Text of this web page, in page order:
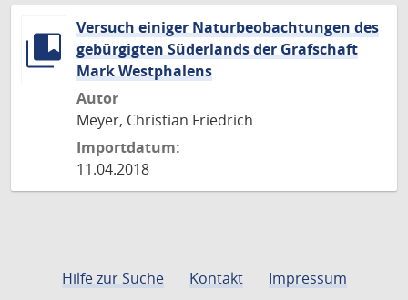
Versuch einiger Naturbeobachtungen des
gebürgigten Süderlands der Grafschaft
Mark Westphalens
Autor
Meyer, Christian Friedrich
Importdatum:
11.04.2018
Hilfe zur Suche Kontakt
Impressum